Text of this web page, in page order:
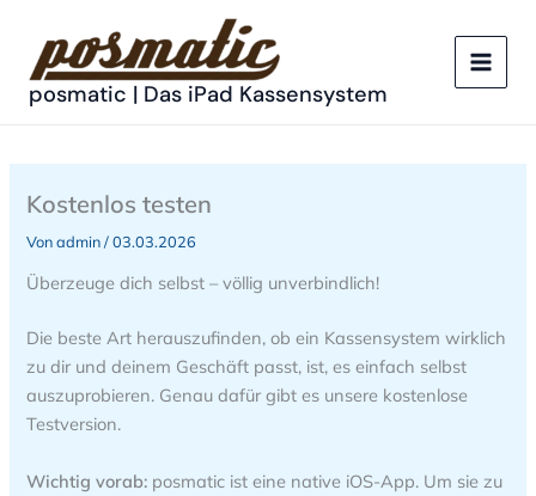
Inhalt
springen
posmatic | Das iPad Kassensystem
Kostenlos testen
Vonadmin/03.03.2026
Überzeuge dich selbst – völlig unverbindlich!
Die beste Art herauszufinden, ob ein Kassensystem wirklich
zu dir und deinem Geschäft passt, ist, es einfach selbst
auszuprobieren. Genau dafür gibt es unsere kostenlose
Testversion.
Wichtig vorab: posmatic ist eine native iOS-App. Um sie zu